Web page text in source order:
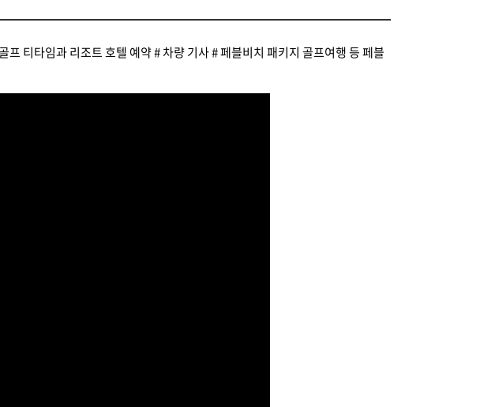
티타임과 리조트 호텔 예약 # 차량 기사 # 페블비치 패키지 골프여행 등 페블